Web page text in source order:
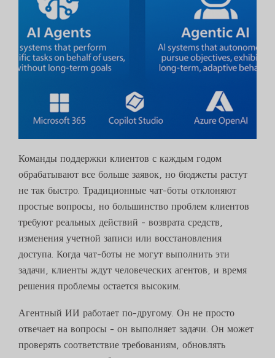
Команды поддержки клиентов с каждым годом
обрабатывают все больше заявок, но бюджеты растут
не так быстро. Традиционные чат-боты отклоняют
простые вопросы, но большинство проблем клиентов
требуют реальных действий - возврата средств,
изменения учетной записи или восстановления
доступа. Когда чат-боты не могут выполнить эти
задачи, клиенты ждут человеческих агентов, и время
решения проблемы остается высоким.
Агентный ИИ работает по-другому. Он не просто
отвечает на вопросы - он выполняет задачи. Он может
проверять соответствие требованиям, обновлять